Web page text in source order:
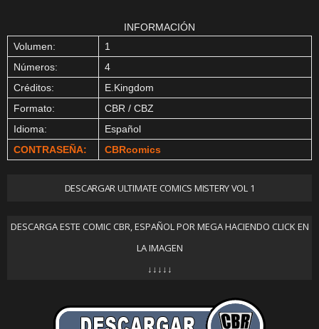
INFORMACIÓN
Volumen:
1
Números:
4
Créditos:
E.Kingdom
Formato:
CBR / CBZ
Idioma:
Español
CONTRASEÑA:
CBRcomics
DESCARGAR ULTIMATE COMICS MISTERY VOL 1
DESCARGA ESTE COMIC CBR, ESPAÑOL POR MEGA HACIENDO CLICK EN
LA IMAGEN
↓↓↓↓↓